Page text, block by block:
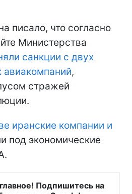
писало, что согласно
Министерства
санкции с двух
авиакомпаний,
стражей
иранские компании и
под экономические
Подпишитесь на